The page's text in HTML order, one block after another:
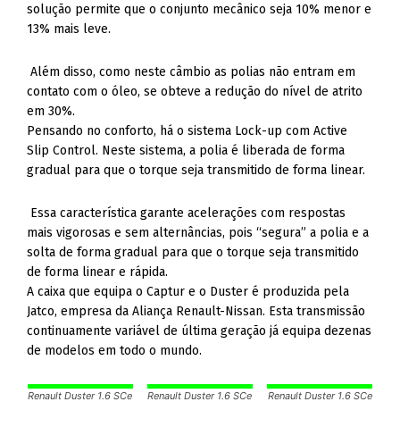
solução permite que o conjunto mecânico seja 10% menor e
13% mais leve.
Além disso, como neste câmbio as polias não entram em
contato com o óleo, se obteve a redução do nível de atrito
em 30%.
Pensando no conforto, há o sistema Lock-up com Active
Slip Control. Neste sistema, a polia é liberada de forma
gradual para que o torque seja transmitido de forma linear.
Essa característica garante acelerações com respostas
mais vigorosas e sem alternâncias, pois “segura” a polia e a
solta de forma gradual para que o torque seja transmitido
de forma linear e rápida.
A caixa que equipa o Captur e o Duster é produzida pela
Jatco, empresa da Aliança Renault-Nissan. Esta transmissão
continuamente variável de última geração já equipa dezenas
de modelos em todo o mundo.
Renault Duster 1.6 SCe Renault Duster 1.6 SCe Renault Duster 1.6 SCe